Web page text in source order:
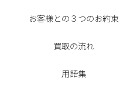
お客様との３つのお約束
買取の流れ
用語集